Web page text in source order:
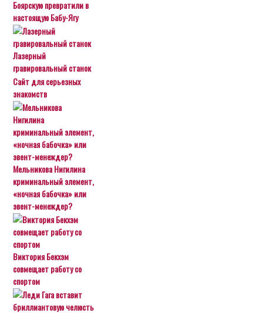
Боярскую превратили в
настоящую Бабу-Ягу
Лазерный
гравировальный станок
Сайт для серьезных
знакомств
Мельникова Нигилина
криминальный элемент,
«ночная бабочка» или
эвент-менеждер?
Виктория Бекхэм
совмещает работу со
спортом